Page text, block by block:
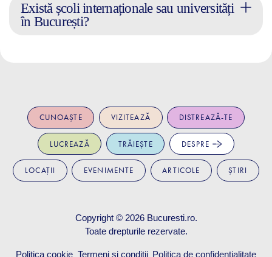
Există școli internaționale sau universități
în București?
CUNOAȘTE VIZITEAZĂ DISTREAZĂ-TE
LUCREAZĂ TRĂIEȘTE DESPRE
LOCAȚII EVENIMENTE ARTICOLE ȘTIRI
Copyright © 2026 Bucuresti.ro.
Toate drepturile rezervate.
Politica cookie Termeni și condiții Politica de confidențialitate